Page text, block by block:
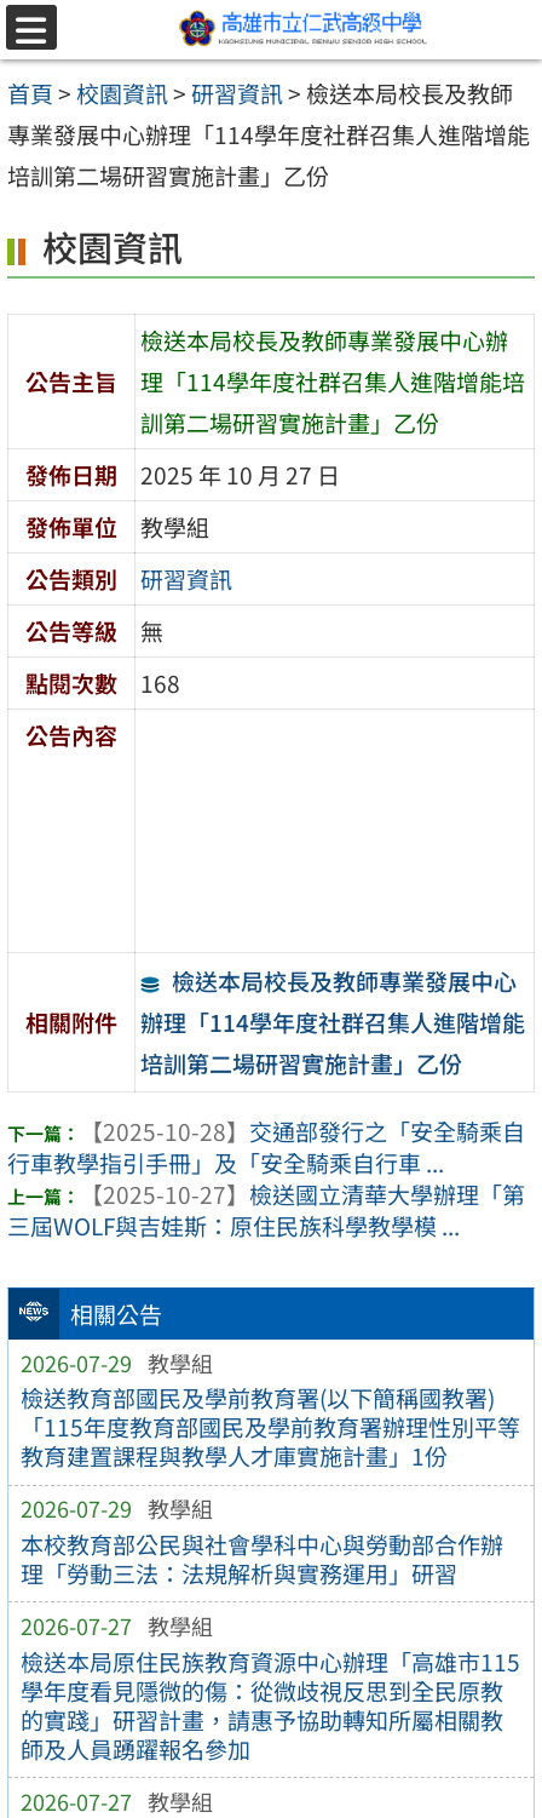
跳至主要內容區
選
單
首頁>校園資訊>研習資訊> 檢送本局校長及教師
專業發展中心辦理「114學年度社群召集人進階增能
培訓第二場研習實施計畫」乙份
相關公告
2026-07-29 教學組
檢送教育部國民及學前教育署(以下簡稱國教署)
「115年度教育部國民及學前教育署辦理性別平等
教育建置課程與教學人才庫實施計畫」1份
2026-07-29 教學組
本校教育部公民與社會學科中心與勞動部合作辦
理「勞動三法：法規解析與實務運用」研習
2026-07-27 教學組
檢送本局原住民族教育資源中心辦理「高雄市115
學年度看見隱微的傷：從微歧視反思到全民原教
的實踐」研習計畫，請惠予協助轉知所屬相關教
師及人員踴躍報名參加
2026-07-27 教學組
校園資訊
公告主旨
檢送本局校長及教師專業發展中心辦
理「114學年度社群召集人進階增能培
訓第二場研習實施計畫」乙份
發佈日期
2025 年 10 月 27 日
發佈單位
教學組
公告類別
研習資訊
公告等級
無
點閱次數
168
公告內容
相關附件
檢送本局校長及教師專業發展中心
辦理「114學年度社群召集人進階增能
培訓第二場研習實施計畫」乙份
【2025-10-28】 交通部發行之「安全騎乘自
行車教學指引手冊」及「安全騎乘自行車 ...
【2025-10-27】 檢送國立清華大學辦理「第
三屆WOLF與吉娃斯：原住民族科學教學模 ...